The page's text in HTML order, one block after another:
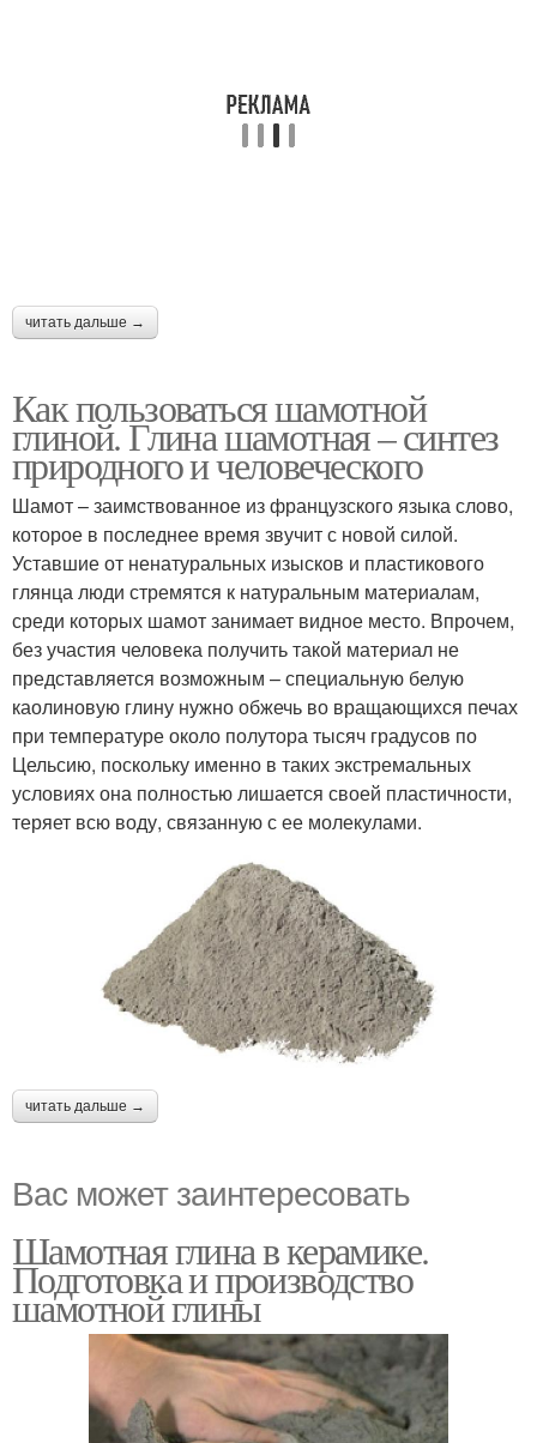
читать дальше →
Как пользоваться шамотной
глиной. Глина шамотная – синтез
природного и человеческого
Шамот – заимствованное из французского языка слово,
которое в последнее время звучит с новой силой.
Уставшие от ненатуральных изысков и пластикового
глянца люди стремятся к натуральным материалам,
среди которых шамот занимает видное место. Впрочем,
без участия человека получить такой материал не
представляется возможным – специальную белую
каолиновую глину нужно обжечь во вращающихся печах
при температуре около полутора тысяч градусов по
Цельсию, поскольку именно в таких экстремальных
условиях она полностью лишается своей пластичности,
теряет всю воду, связанную с ее молекулами.
читать дальше →
Вас может заинтересовать
Шамотная глина в керамике.
Подготовка и производство
шамотной глины